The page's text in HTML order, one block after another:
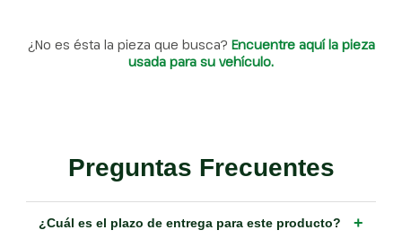
¿No es ésta la pieza que busca? Encuentre aquí la pieza
usada para su vehículo.
Preguntas Frecuentes
¿Cuál es el plazo de entrega para este producto? +